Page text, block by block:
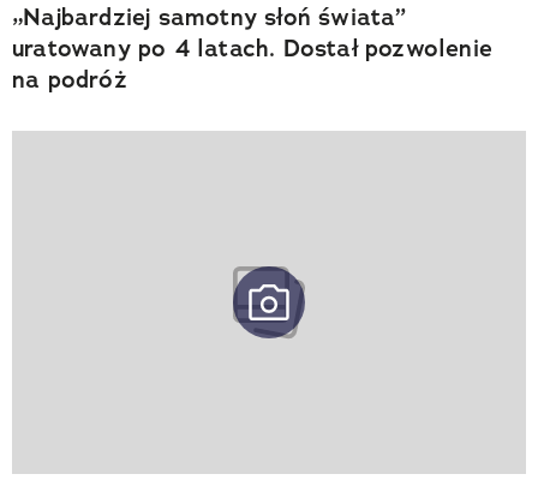
„Najbardziej samotny słoń świata”
uratowany po 4 latach. Dostał pozwolenie
na podróż